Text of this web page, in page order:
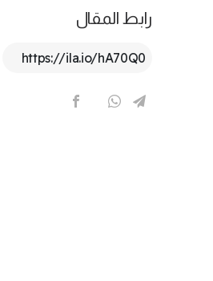
رابط المقال